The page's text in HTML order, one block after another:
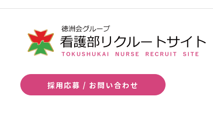
採用応募 / お問い合わせ